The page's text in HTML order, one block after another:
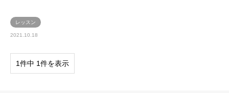
レッスン
2021.10.18
1件中 1件を表示